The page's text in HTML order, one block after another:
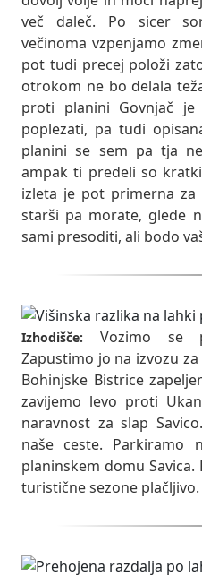
več daleč. Po sicer
večinoma vzpenjamo
pot tudi precej položi
otrokom ne bo delala
proti planini Govnjač
poplezati, pa tudi
planini se sem pa tja
ampak ti predeli so
izleta je pot primerna
starši pa morate, glede
sami presoditi, ali bodo
Izhodišče:
Vozimo se
Zapustimo jo na izvozu
Bohinjske Bistrice
zavijemo levo proti
naravnost za slap
naše ceste. Parkiramo
planinskem domu
turistične sezone plačljivo.